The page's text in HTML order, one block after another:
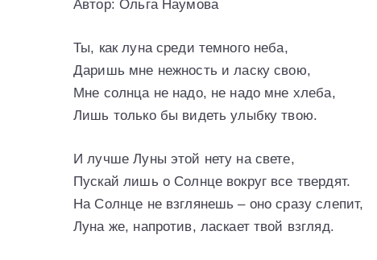
Автор: Ольга Наумова
Ты, как луна среди темного неба,
Даришь мне нежность и ласку свою,
Мне солнца не надо, не надо мне хлеба,
Лишь только бы видеть улыбку твою.
И лучше Луны этой нету на свете,
Пускай лишь о Солнце вокруг все твердят.
На Солнце не взглянешь – оно сразу слепит,
Луна же, напротив, ласкает твой взгляд.